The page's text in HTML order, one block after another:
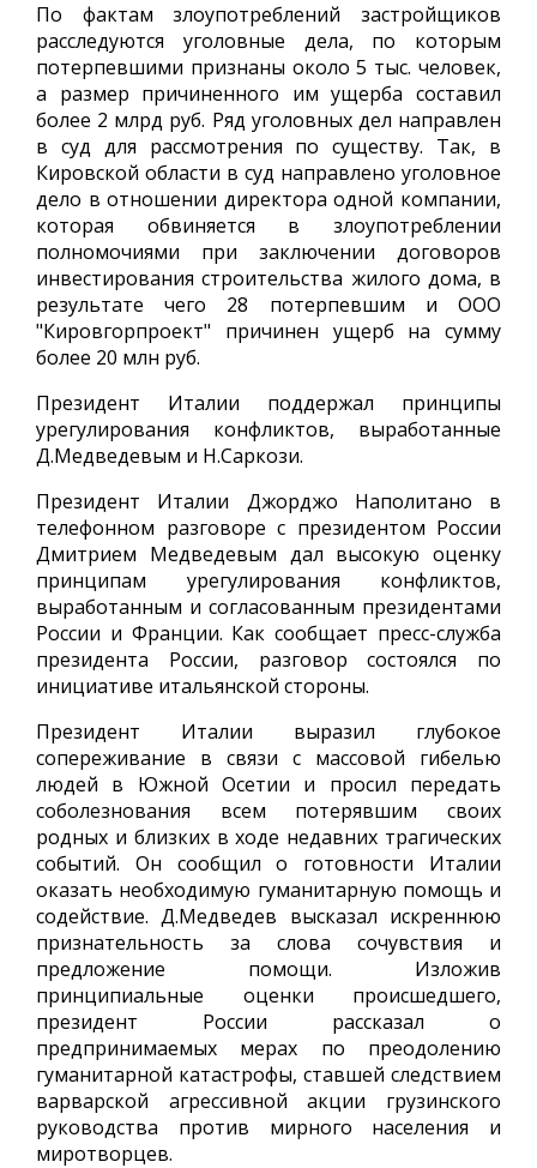
По фактам злоупотреблений застройщиков
расследуются уголовные дела, по которым
потерпевшими признаны около 5 тыс. человек,
а размер причиненного им ущерба составил
более 2 млрд руб. Ряд уголовных дел направлен
в суд для рассмотрения по существу. Так, в
Кировской области в суд направлено уголовное
дело в отношении директора одной компании,
которая обвиняется в злоупотреблении
полномочиями при заключении договоров
инвестирования строительства жилого дома, в
результате чего 28 потерпевшим и ООО
"Кировгорпроект" причинен ущерб на сумму
более 20 млн руб.
Президент Италии поддержал принципы
урегулирования конфликтов, выработанные
Д.Медведевым и Н.Саркози.
Президент Италии Джорджо Наполитано в
телефонном разговоре с президентом России
Дмитрием Медведевым дал высокую оценку
принципам урегулирования конфликтов,
выработанным и согласованным президентами
России и Франции. Как сообщает пресс-служба
президента России, разговор состоялся по
инициативе итальянской стороны.
Президент Италии выразил глубокое
сопереживание в связи с массовой гибелью
людей в Южной Осетии и просил передать
соболезнования всем потерявшим своих
родных и близких в ходе недавних трагических
событий. Он сообщил о готовности Италии
оказать необходимую гуманитарную помощь и
содействие. Д.Медведев высказал искреннюю
признательность за слова сочувствия и
предложение помощи. Изложив
принципиальные оценки происшедшего,
президент России рассказал о
предпринимаемых мерах по преодолению
гуманитарной катастрофы, ставшей следствием
варварской агрессивной акции грузинского
руководства против мирного населения и
миротворцев.